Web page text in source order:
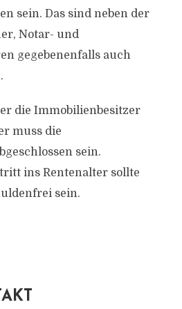
sein. Das sind neben der
Notar- und
gegebenenfalls auch
die Immobilienbesitzer
muss die
sein.
ins Rentenalter sollte
sein.